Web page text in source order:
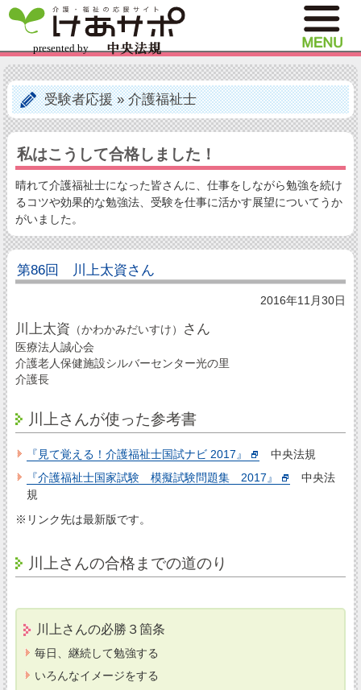
受験者応援»介護福祉士
私はこうして合格しました！
晴れて介護福祉士になった皆さんに、仕事をしながら勉強を続け
るコツや効果的な勉強法、受験を仕事に活かす展望についてうか
がいました。
第86回 川上太資さん
2016年11月30日
川上太資 （かわかみだいすけ） さん
医療法人誠心会
介護老人保健施設シルバーセンター光の里
介護長
川上さんが使った参考書
『見て覚える！介護福祉士国試ナビ 2017』
中央法規
『介護福祉士国家試験 模擬試験問題集 2017』
中央法
規
※リンク先は最新版です。
川上さんの合格までの道のり
川上さんの必勝３箇条
毎日、継続して勉強する
いろんなイメージをする